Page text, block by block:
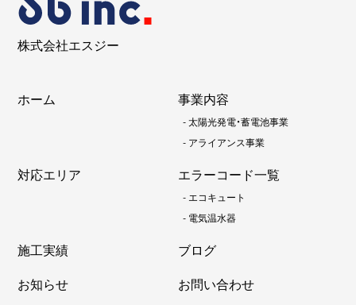
株式会社エスジー
ホーム 事業内容
-太陽光発電・蓄電池事業
- アライアンス事業
対応エリア エラーコード一覧
-エコキュート
- 電気温水器
施工実績
ブログ
お知らせ
お問い合わせ